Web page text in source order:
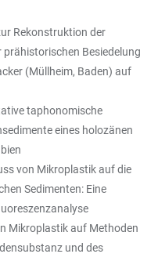
Rekonstruktion der
Besiedelung
(Müllheim, Baden) auf
taphonomische
eines holozänen
von Mikroplastik auf die
Sedimenten: Eine
Mikroplastik auf Methoden
und des